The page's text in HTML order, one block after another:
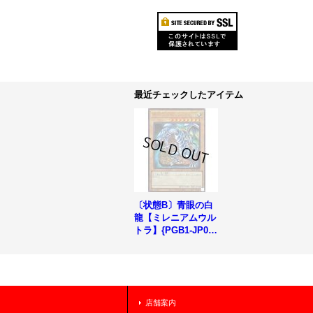
最近チェックしたアイテム
〔状態B〕青眼の白
龍【ミレニアムウル
トラ】{PGB1-JP01
店舗案内